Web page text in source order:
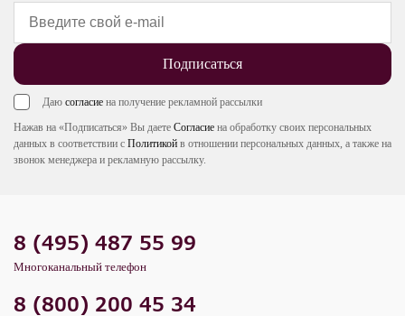
Подписаться
Даю согласие на получение рекламной рассылки
Нажав на «Подписаться» Вы даете Согласие на обработку своих персональных
данных в соответствии с Политикой в отношении персональных данных, а также на
звонок менеджера и рекламную рассылку.
8 (495) 487 55 99
Многоканальный телефон
8 (800) 200 45 34